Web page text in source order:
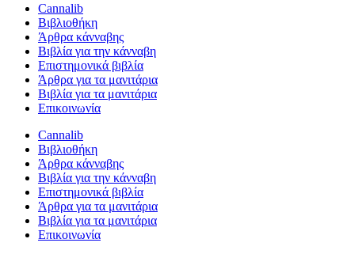
Cannalib
Βιβλιοθήκη
Άρθρα κάνναβης
Βιβλία για την κάνναβη
Επιστημονικά βιβλία
Άρθρα για τα μανιτάρια
Βιβλία για τα μανιτάρια
Επικοινωνία
Cannalib
Βιβλιοθήκη
Άρθρα κάνναβης
Βιβλία για την κάνναβη
Επιστημονικά βιβλία
Άρθρα για τα μανιτάρια
Βιβλία για τα μανιτάρια
Επικοινωνία